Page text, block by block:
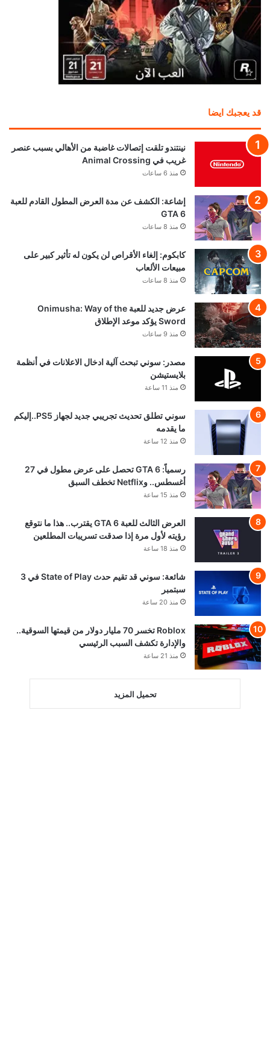
قد يعجبك ايضا
نينتندو تلقت إتصالات غاضبة من الأهالي بسبب عنصر
غريب في Animal Crossing
منذ 6 ساعات
إشاعة: الكشف عن مدة العرض المطول القادم للعبة
GTA 6
منذ 8 ساعات
كابكوم: إلغاء الأقراص لن يكون له تأثير كبير على
مبيعات الألعاب
منذ 8 ساعات
عرض جديد للعبة Onimusha: Way of the
Sword يؤكد موعد الإطلاق
منذ 9 ساعات
مصدر: سوني تبحث آلية ادخال الاعلانات في أنظمة
بلايستيشن
منذ 11 ساعة
سوني تطلق تحديث تجريبي جديد لجهاز PS5..إليكم
ما يقدمه
منذ 12 ساعة
رسمياً: GTA 6 تحصل على عرض مطول في 27
أغسطس.. وNetflix تخطف السبق
منذ 15 ساعة
العرض الثالث للعبة GTA 6 يقترب.. هذا ما نتوقع
رؤيته لأول مرة إذا صدقت تسريبات المطلعين
منذ 18 ساعة
شائعة: سوني قد تقيم حدث State of Play في 3
سبتمبر
منذ 20 ساعة
Roblox تخسر 70 مليار دولار من قيمتها السوقية..
والإدارة تكشف السبب الرئيسي
منذ 21 ساعة
تحميل المزيد